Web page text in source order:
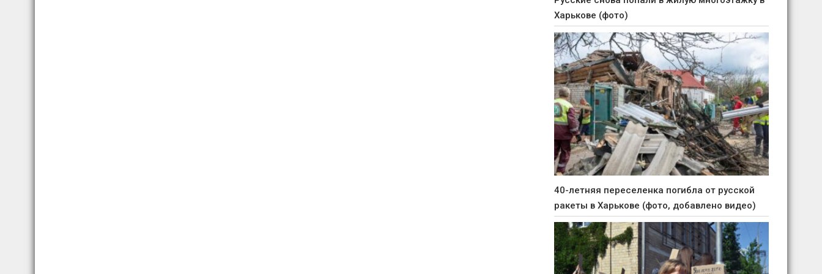
Харькове (фото)
40-летняя переселенка погибла от русской
ракеты в Харькове (фото, добавлено видео)